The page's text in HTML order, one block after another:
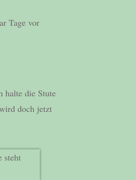
Tage vor
halte die Stute
doch jetzt